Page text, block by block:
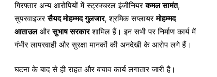
गिरफ्तार अन्य आरोपियों में स्ट्रक्चरल इंजीनियरकमल सामंत,
सुपरवाइजरसैयद मोहम्मद गुलजार, श्रमिक सप्लायरमोहम्मद
आताउलऔरसुभाष सरकारशामिल हैं। इन सभी पर निर्माण कार्य में
गंभीर लापरवाही और सुरक्षा मानकों की अनदेखी के आरोप लगे हैं।
घटना के बाद से ही राहत और बचाव कार्य लगातार जारी है।